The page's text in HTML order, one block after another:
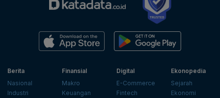
Berita
Nasional
Industri
Finansial
Makro
Keuangan
Digital
E-Commerce
Fintech
Ekonopedia
Sejarah
Ekonomi